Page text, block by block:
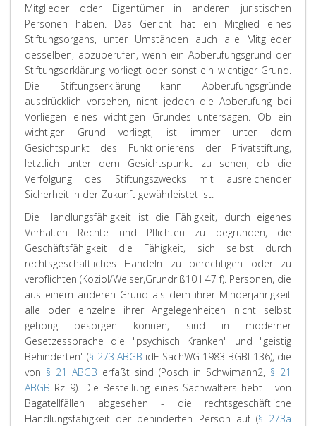
Mitglieder oder Eigentümer in anderen juristischen
Personen haben. Das Gericht hat ein Mitglied eines
Stiftungsorgans, unter Umständen auch alle Mitglieder
desselben, abzuberufen, wenn ein Abberufungsgrund der
Stiftungserklärung vorliegt oder sonst ein wichtiger Grund.
Die Stiftungserklärung kann Abberufungsgründe
ausdrücklich vorsehen, nicht jedoch die Abberufung bei
Vorliegen eines wichtigen Grundes untersagen. Ob ein
wichtiger Grund vorliegt, ist immer unter dem
Gesichtspunkt des Funktionierens der Privatstiftung,
letztlich unter dem Gesichtspunkt zu sehen, ob die
Verfolgung des Stiftungszwecks mit ausreichender
Sicherheit in der Zukunft gewährleistet ist.
Die Handlungsfähigkeit ist die Fähigkeit, durch eigenes
Verhalten Rechte und Pflichten zu begründen, die
Geschäftsfähigkeit die Fähigkeit, sich selbst durch
rechtsgeschäftliches Handeln zu berechtigen oder zu
verpflichten (Koziol/Welser,Grundriß10 I 47 f). Personen, die
aus einem anderen Grund als dem ihrer Minderjährigkeit
alle oder einzelne ihrer Angelegenheiten nicht selbst
gehörig besorgen können, sind in moderner
Gesetzessprache die "psychisch Kranken" und "geistig
Behinderten" (§ 273 ABGB idF SachWG 1983 BGBl 136), die
von § 21 ABGB erfaßt sind (Posch in Schwimann2, § 21
ABGB Rz 9). Die Bestellung eines Sachwalters hebt - von
Bagatellfällen abgesehen - die rechtsgeschäftliche
Handlungsfähigkeit der behinderten Person auf (§ 273a